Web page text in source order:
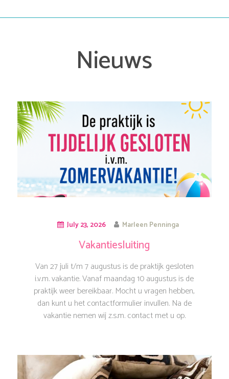
Nieuws
July 23, 2026 Marleen Penninga
Vakantiesluiting
Van 27 juli t/m 7 augustus is de praktijk gesloten
i.v.m. vakantie. Vanaf maandag 10 augustus is de
praktijk weer bereikbaar. Mocht u vragen hebben,
dan kunt u het contactformulier invullen. Na de
vakantie nemen wij z.s.m. contact met u op.